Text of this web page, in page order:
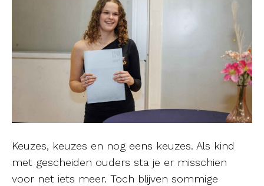
Keuzes, keuzes en nog eens keuzes. Als kind
met gescheiden ouders sta je er misschien
voor net iets meer. Toch blijven sommige